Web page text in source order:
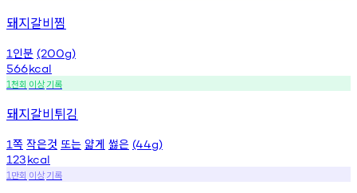
돼지갈비찜
1 인분 (200g)
566kcal
1천회 이상기록
돼지갈비튀김
1쪽 작은것 또는 얇게 썷은 (44g)
123kcal
1 만회 이상기록